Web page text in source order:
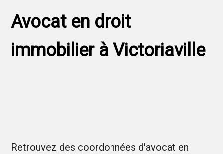
Avocat en droit
immobilier à Victoriaville
Retrouvez des coordonnées d'avocat en